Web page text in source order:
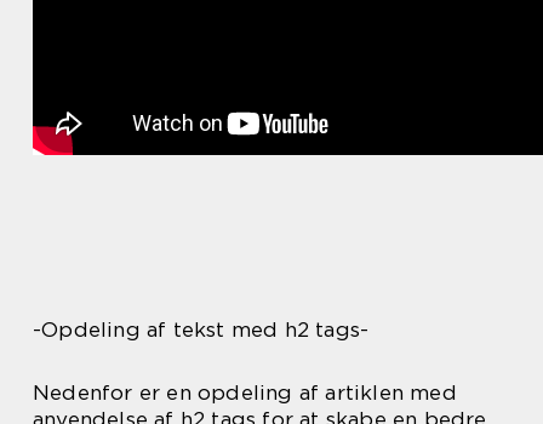
-Opdeling af tekst med h2 tags-
Nedenfor er en opdeling af artiklen med
anvendelse af h2 tags for at skabe en bedre